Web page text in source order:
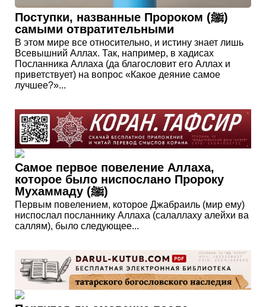
Поступки, названные Пророком (ﷺ)
самыми отвратительными
В этом мире все относительно, и истину знает лишь
Всевышний Аллах. Так, например, в хадисах
Посланника Аллаха (да благословит его Аллах и
приветствует) на вопрос «Какое деяние самое
лучшее?»...
Самое первое повеление Аллаха,
которое было ниспослано Пророку
Мухаммаду (ﷺ)
Первым повелением, которое Джабраиль (мир ему)
ниспослал посланнику Аллаха (салаллаху алейхи ва
саллям), было следующее...